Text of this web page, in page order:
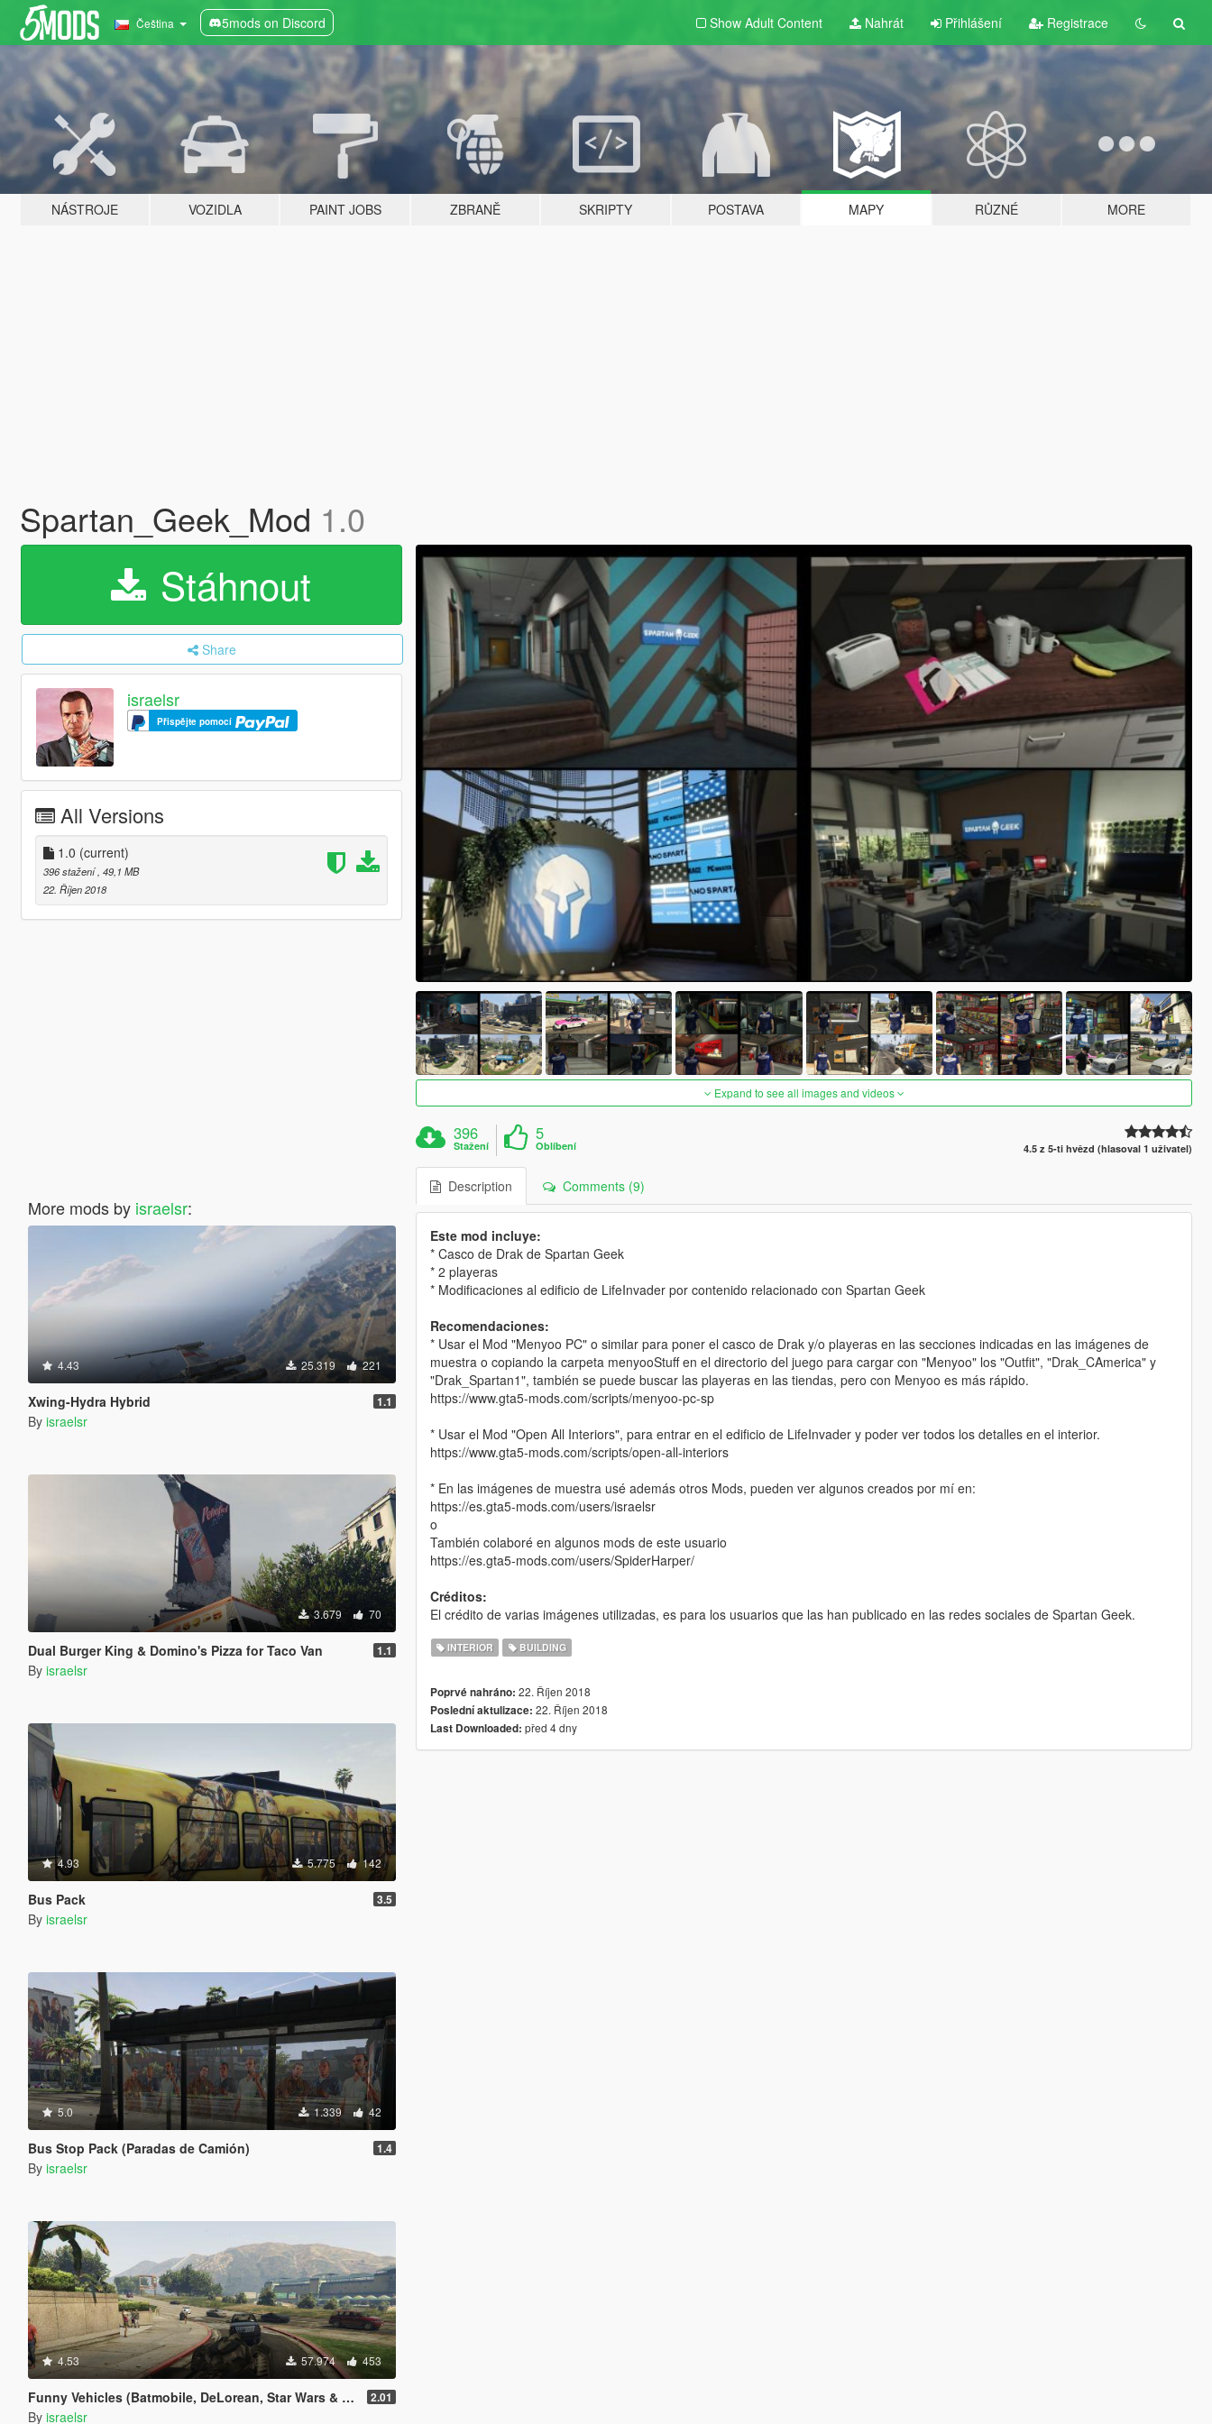
Čeština 5mods on Discord Show Adult Content Nahrát Přihlášení Registrace
NÁSTROJE VOZIDLA PAINT JOBS ZBRANĚ SKRIPTY POSTAVA MAPY RŮZNÉ MORE
Spartan_Geek_Mod 1.0
Stáhnout
Share
israelsr
Přispějte pomocí
All Versions
1.0 (current)
396 stažení , 49,1 MB
22. Říjen 2018
More mods by israelsr:
4.43 25.319 221
Xwing-Hydra Hybrid 1.1
By israelsr
3.679 70
Dual Burger King & Domino's Pizza for Taco Van 1.1
By israelsr
4.93 5.775 142
Bus Pack 3.5
By israelsr
5.0 1.339 42
Bus Stop Pack (Paradas de Camión) 1.4
By israelsr
4.53 57.974 453
Funny Vehicles (Batmobile, DeLorean, Star Wars & more) 2.01
By israelsr
Expand to see all images and videos
396
Stažení
5
Oblíbení 4.5 z 5-ti hvězd (hlasoval 1 uživatel)
Description Comments (9)
Este mod incluye:
* Casco de Drak de Spartan Geek
* 2 playeras
* Modificaciones al edificio de LifeInvader por contenido relacionado con Spartan Geek
Recomendaciones:
* Usar el Mod "Menyoo PC" o similar para poner el casco de Drak y/o playeras en las secciones indicadas en las imágenes de
muestra o copiando la carpeta menyooStuff en el directorio del juego para cargar con "Menyoo" los "Outfit", "Drak_CAmerica" y
"Drak_Spartan1", también se puede buscar las playeras en las tiendas, pero con Menyoo es más rápido.
https://www.gta5-mods.com/scripts/menyoo-pc-sp
* Usar el Mod "Open All Interiors", para entrar en el edificio de LifeInvader y poder ver todos los detalles en el interior.
https://www.gta5-mods.com/scripts/open-all-interiors
* En las imágenes de muestra usé además otros Mods, pueden ver algunos creados por mí en:
https://es.gta5-mods.com/users/israelsr
o
También colaboré en algunos mods de este usuario
https://es.gta5-mods.com/users/SpiderHarper/
Créditos:
El crédito de varias imágenes utilizadas, es para los usuarios que las han publicado en las redes sociales de Spartan Geek.
INTERIOR BUILDING
Poprvé nahráno: 22. Říjen 2018
Poslední aktulizace: 22. Říjen 2018
Last Downloaded: před 4 dny